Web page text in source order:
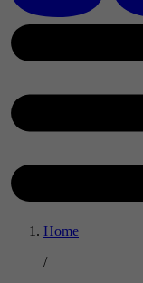
Home
/